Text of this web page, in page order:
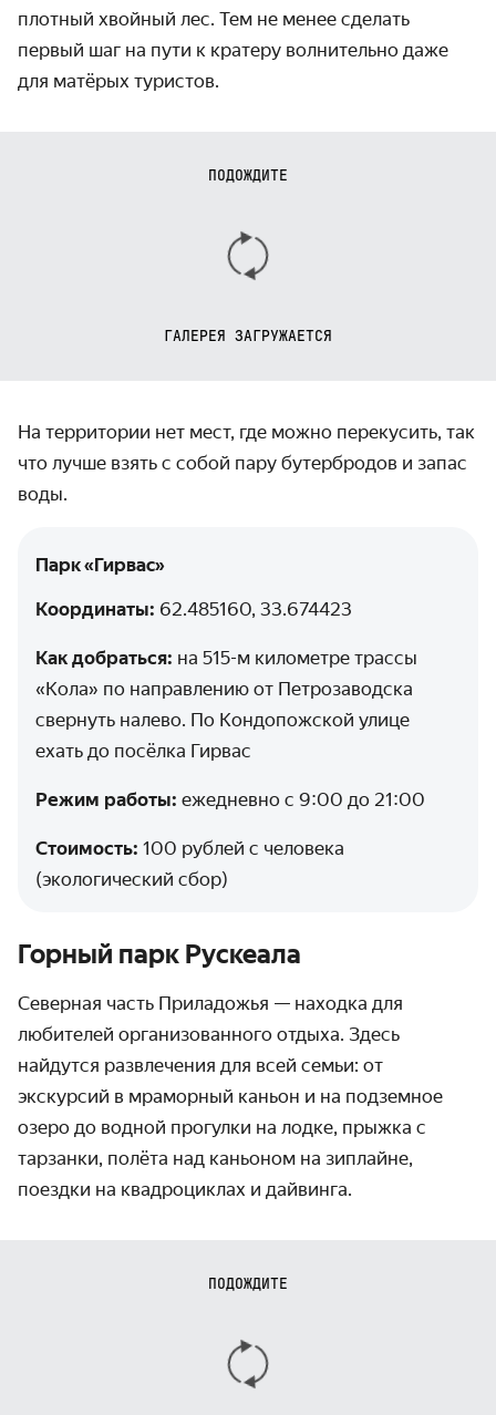
плотный хвойный лес. Тем не менее сделать
первый шаг на пути к кратеру волни­тельно даже
для матёрых туристов.
ПОДОЖДИТЕ
ГАЛЕРЕЯ ЗАГРУЖАЕТСЯ
На территории нет мест, где можно перекусить, так
что лучше взять с собой пару бутербродов и запас
воды.
Парк «Гирвас»‎
Координаты: 62.485160, 33.674423
Как добраться: на 515-м километре трассы
«‎Кола» по направлению от Петрозаводска
свернуть налево. По Кондопожской улице
ехать до посёлка ‎Гирвас‎
Режим работы: ежедневно с 9:00 до 21:00
Стоимость: 100 рублей с человека
(экологический сбор)
Горный парк Рускеала
Северная часть Приладожья — находка для
любителей организо­ванного отдыха. Здесь
найдутся развле­чения для всей семьи: от
экскурсий в мраморный каньон и на подземное
озеро до водной прогулки на лодке, прыжка с
тарзанки, полёта над каньоном на зиплайне,
поездки на квадроциклах и дайвинга.
ПОДОЖДИТЕ